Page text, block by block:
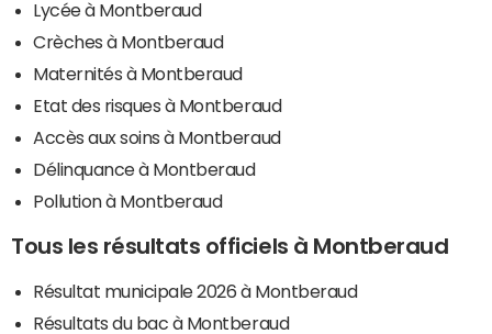
Lycée à Montberaud
Crèches à Montberaud
Maternités à Montberaud
Etat des risques à Montberaud
Accès aux soins à Montberaud
Délinquance à Montberaud
Pollution à Montberaud
Tous les résultats officiels à Montberaud
Résultat municipale 2026 à Montberaud
Résultats du bac à Montberaud